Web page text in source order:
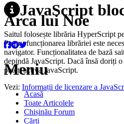
JavaScript
Saitul folosește librăria HyperScript
Pentru funcționarea librăriei este
navigator. Funcționalitatea de bază
depindă JavaScript. Dacă însă doriți
puteți activa JavaScript.
Vezi: Informații de licenzare a
Arca lui Noe
Meniu
Acasă
Toate Articolele
Chișinău Forum
Cărți